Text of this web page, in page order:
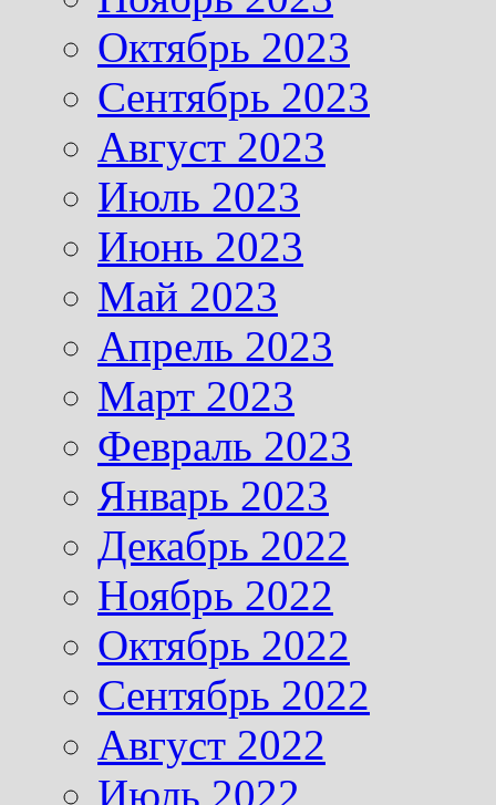
Октябрь 2023
Сентябрь 2023
Август 2023
Июль 2023
Июнь 2023
Май 2023
Апрель 2023
Март 2023
Февраль 2023
Январь 2023
Декабрь 2022
Ноябрь 2022
Октябрь 2022
Сентябрь 2022
Август 2022
Июль 2022